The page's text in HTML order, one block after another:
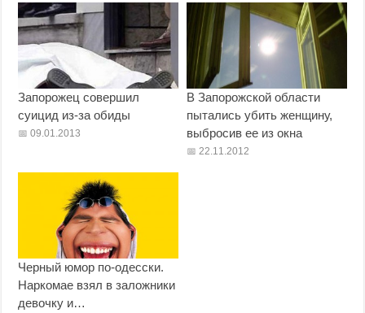
Запорожец совершил
суицид из-за обиды
09.01.2013
В Запорожской области
пытались убить женщину,
выбросив ее из окна
22.11.2012
Черный юмор по-одесски.
Наркомае взял в заложники
девочку и…